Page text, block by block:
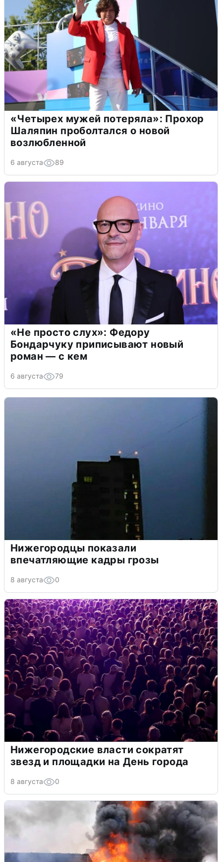
«Четырех мужей потеряла»: Прохор
Шаляпин проболтался о новой
возлюбленной
6 августа 89
«Не просто слух»: Федору
Бондарчуку приписывают новый
роман — с кем
6 августа 79
Нижегородцы показали
впечатляющие кадры грозы
8 августа 0
Нижегородские власти сократят
звезд и площадки на День города
8 августа 0